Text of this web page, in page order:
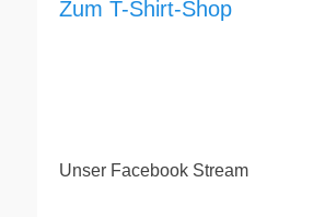
Zum T-Shirt-Shop
Unser Facebook Stream